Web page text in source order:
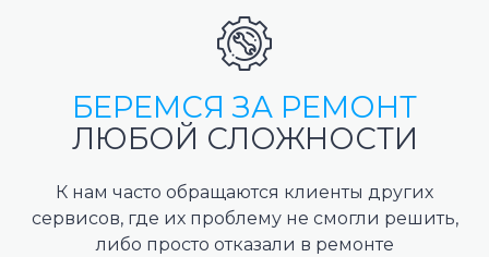
БЕРЕМСЯ ЗА РЕМОНТ
ЛЮБОЙ СЛОЖНОСТИ
К нам часто обращаются клиенты других
сервисов, где их проблему не смогли решить,
либо просто отказали в ремонте